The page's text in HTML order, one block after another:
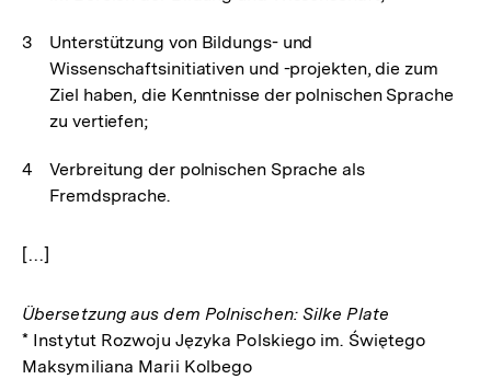
Unterstützung von Bildungs- und
Wissenschaftsinitiativen und -projekten, die zum
Ziel haben, die Kenntnisse der polnischen Sprache
zu vertiefen;
Verbreitung der polnischen Sprache als
Fremdsprache.
[…]
Übersetzung aus dem Polnischen: Silke Plate
* Instytut Rozwoju Języka Polskiego im. Świętego
Maksymiliana Marii Kolbego